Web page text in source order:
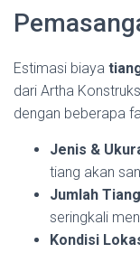
Estimasi biaya
dari Artha
dengan beberapa
Jenis &
tiang akan
Jumlah
seringkali
Kondisi